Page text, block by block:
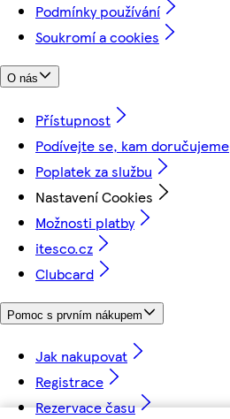
Podmínky používání
Soukromí a cookies
O nás
Přístupnost
Podívejte se, kam doručujeme
Poplatek za službu
Nastavení Cookies
Možnosti platby
itesco.cz
Clubcard
Pomoc s prvním nákupem
Jak nakupovat
Registrace
Rezervace času